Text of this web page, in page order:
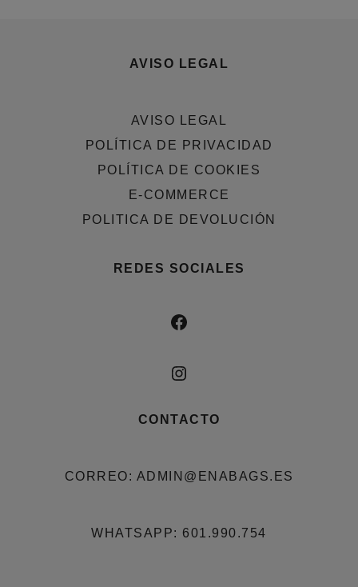
AVISO LEGAL
AVISO LEGAL
POLÍTICA DE PRIVACIDAD
POLÍTICA DE COOKIES
E-COMMERCE
POLITICA DE DEVOLUCIÓN
REDES SOCIALES
FACEBOOK
INSTAGRAM
CONTACTO
CORREO: ADMIN@ENABAGS.ES
WHATSAPP: 601.990.754